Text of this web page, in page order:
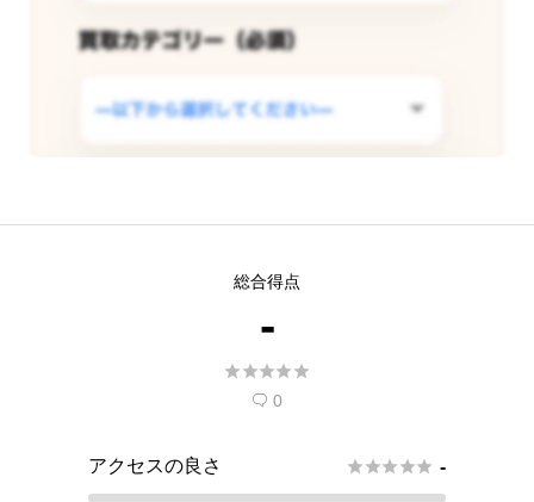
トする
人 がこの店舗での査定受付開始を希
望しています。
総合得点
-

 0
アクセスの良さ  -